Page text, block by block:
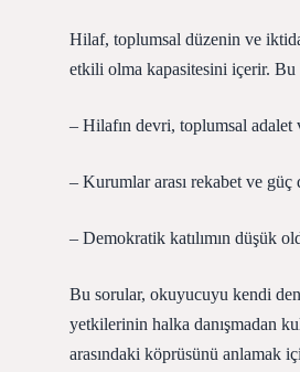
Hilaf, toplumsal düzenin ve
etkili olma kapasitesini içerir. Bu
– Hilafın devri, toplumsal
– Kurumlar arası rekabet ve
– Demokratik katılımın düşük
Bu sorular, okuyucuyu kendi
yetkilerinin halka danışmadan
arasındaki köprüsünü anlamak